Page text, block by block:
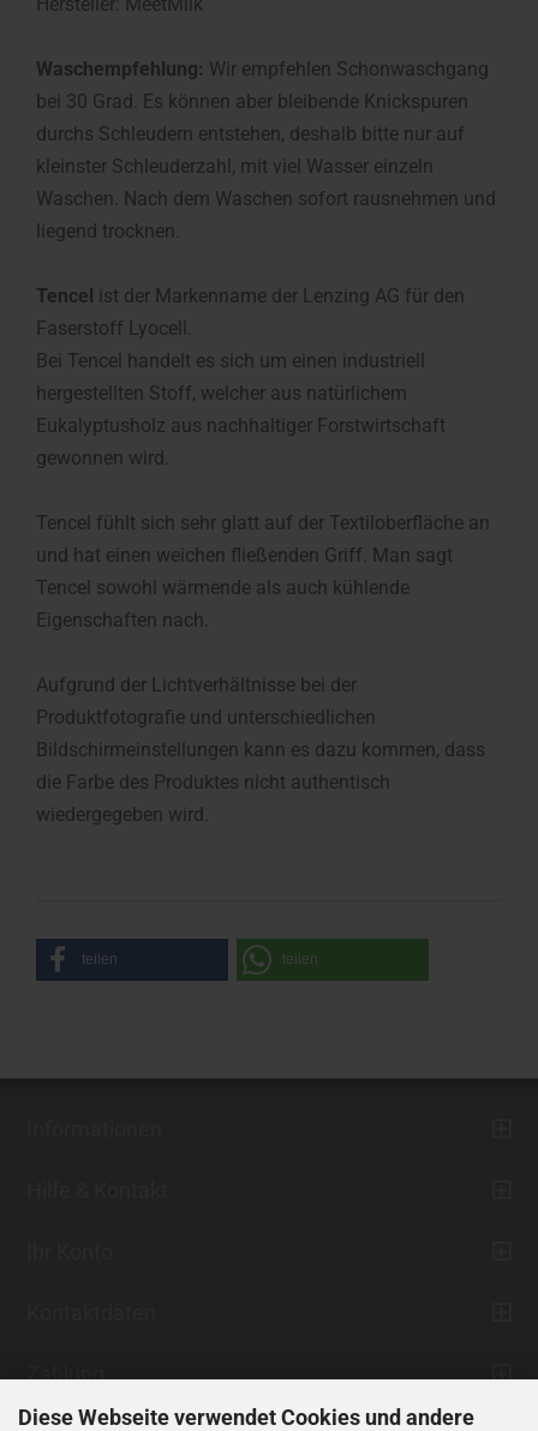
Diese Webseite verwendet Cookies und andere
Waschempfehlung: Wir empfehlen Schonwaschgang
bei 30 Grad. Es können aber bleibende Knickspuren
durchs Schleudern entstehen, deshalb bitte nur auf
kleinster Schleuderzahl, mit viel Wasser einzeln
Waschen. Nach dem Waschen sofort rausnehmen und
liegend trocknen.
Tencel ist der Markenname der Lenzing AG für den
Faserstoff Lyocell.
Bei Tencel handelt es sich um einen industriell
hergestellten Stoff, welcher aus natürlichem
Eukalyptusholz aus nachhaltiger Forstwirtschaft
gewonnen wird.
Tencel fühlt sich sehr glatt auf der Textiloberfläche an
und hat einen weichen fließenden Griff. Man sagt
Tencel sowohl wärmende als auch kühlende
Eigenschaften nach.
Aufgrund der Lichtverhältnisse bei der
Produktfotografie und unterschiedlichen
Bildschirmeinstellungen kann es dazu kommen, dass
die Farbe des Produktes nicht authentisch
wiedergegeben wird.
teilen teilen
Zahlung